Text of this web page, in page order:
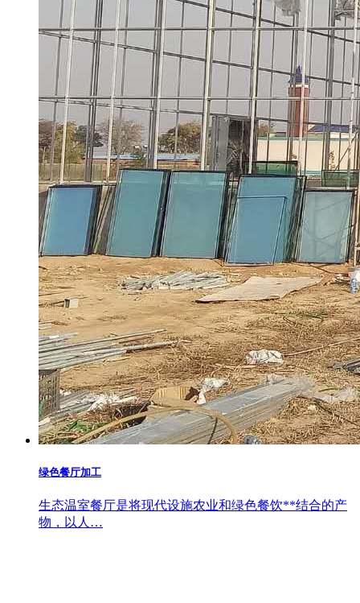
绿色餐厅加工
生态温室餐厅是将现代设施农业和绿色餐饮**结合的产
物，以人…